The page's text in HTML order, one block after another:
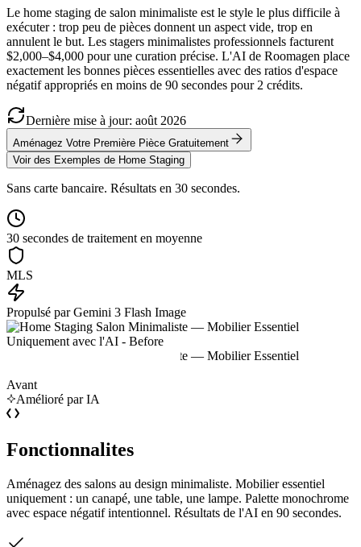
Le home staging de salon minimaliste est le style le plus difficile à
exécuter : trop peu de pièces donnent un aspect vide, trop en
annulent le but. Les stagers minimalistes professionnels facturent
$2,000–$4,000 pour une curation précise. L'AI de Roomagen place
exactement les bonnes pièces essentielles avec des ratios d'espace
négatif appropriés en moins de 90 secondes pour 2 crédits.
Dernière mise à jour: août 2026
Aménagez Votre Première Pièce Gratuitement
Voir des Exemples de Home Staging
Sans carte bancaire. Résultats en 30 secondes.
30 secondes de traitement en moyenne
MLS
Propulsé par Gemini 3 Flash Image
Avant
Amélioré par IA
Fonctionnalites
Aménagez des salons au design minimaliste. Mobilier essentiel
uniquement : un canapé, une table, une lampe. Palette monochrome
avec espace négatif intentionnel. Résultats de l'AI en 90 secondes.